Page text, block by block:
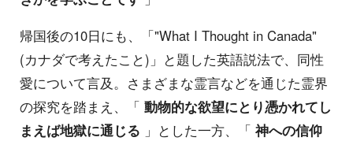
帰国後の10日にも、「"What I Thought in Canada"
(カナダで考えたこと)」と題した英語説法で、同性
愛について言及。さまざまな霊言などを通じた霊界
の探究を踏まえ、「 動物的な欲望にとり憑かれてし
まえば地獄に通じる 」とした一方、「 神への信仰